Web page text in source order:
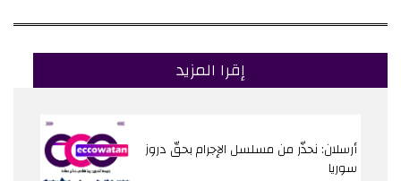
إقرا المزيد
أرسلان: نحذّر من مسلسل الإجرام بحقّ دروز
سوريا